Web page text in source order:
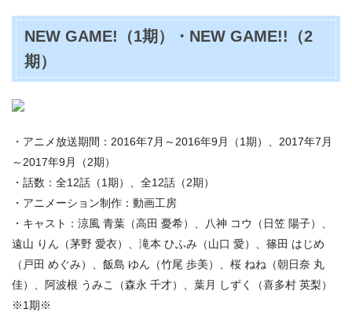
NEW GAME!（1期）・NEW GAME!!（2
期）
・アニメ放送期間：2016年7月～2016年9月（1期）、2017年7月
～2017年9月（2期）
・話数：全12話（1期）、全12話（2期）
・アニメーション制作：動画工房
・キャスト：涼風 青葉（高田 憂希）、八神 コウ（日笠 陽子）、
遠山 りん（茅野 愛衣）、滝本 ひふみ（山口 愛）、篠田 はじめ
（戸田 めぐみ）、飯島 ゆん（竹尾 歩美）、桜 ねね（朝日奈 丸
佳）、阿波根 うみこ（森永 千才）、葉月 しずく（喜多村 英梨）
※1期※